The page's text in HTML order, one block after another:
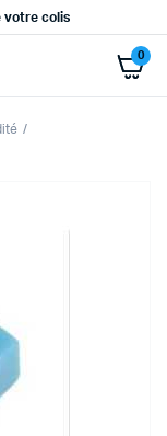
votre colis
0